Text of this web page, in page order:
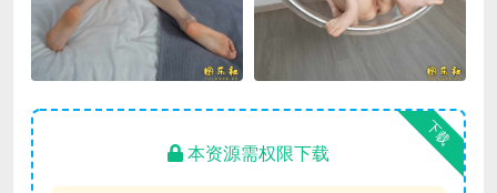
下载
本资源需权限下载